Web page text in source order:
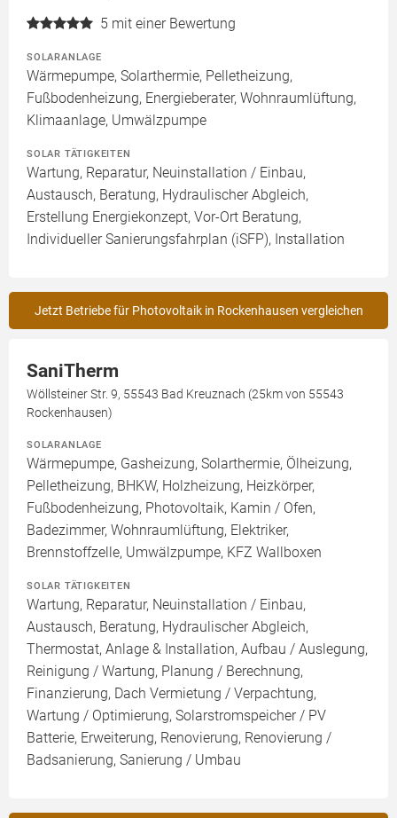
5 mit einer Bewertung
SOLARANLAGE
Wärmepumpe, Solarthermie, Pelletheizung,
Fußbodenheizung, Energieberater, Wohnraumlüftung,
Klimaanlage, Umwälzpumpe
SOLAR TÄTIGKEITEN
Wartung, Reparatur, Neuinstallation / Einbau,
Austausch, Beratung, Hydraulischer Abgleich,
Erstellung Energiekonzept, Vor-Ort Beratung,
Individueller Sanierungsfahrplan (iSFP), Installation
Jetzt Betriebe für Photovoltaik in Rockenhausen vergleichen
SaniTherm
Wöllsteiner Str. 9, 55543 Bad Kreuznach (25km von 55543
Rockenhausen)
SOLARANLAGE
Wärmepumpe, Gasheizung, Solarthermie, Ölheizung,
Pelletheizung, BHKW, Holzheizung, Heizkörper,
Fußbodenheizung, Photovoltaik, Kamin / Ofen,
Badezimmer, Wohnraumlüftung, Elektriker,
Brennstoffzelle, Umwälzpumpe, KFZ Wallboxen
SOLAR TÄTIGKEITEN
Wartung, Reparatur, Neuinstallation / Einbau,
Austausch, Beratung, Hydraulischer Abgleich,
Thermostat, Anlage & Installation, Aufbau / Auslegung,
Reinigung / Wartung, Planung / Berechnung,
Finanzierung, Dach Vermietung / Verpachtung,
Wartung / Optimierung, Solarstromspeicher / PV
Batterie, Erweiterung, Renovierung, Renovierung /
Badsanierung, Sanierung / Umbau